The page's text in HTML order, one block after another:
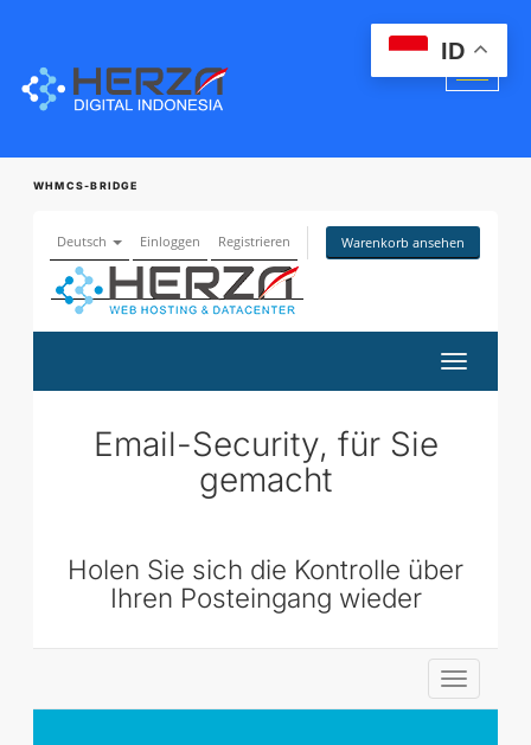
WHMCS-BRIDGE
Deutsch Einloggen Registrieren Warenkorb ansehen
ein-/
Email-Security, für Sie
gemacht
Holen Sie sich die Kontrolle über
Ihren Posteingang wieder
ein-/
ID